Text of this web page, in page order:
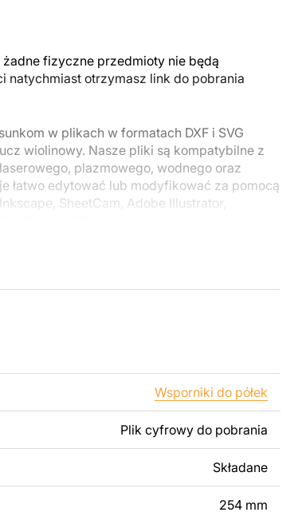
żadne fizyczne przedmioty nie będą
natychmiast otrzymasz link do pobrania
w plikach w formatach DXF i SVG
wiolinowy. Nasze pliki są kompatybilne z
plazmowego, wodnego oraz
łatwo edytować lub modyfikować za pomocą
SheetCam, Adobe Illustrator,
nowoczesnej estetyce i łatwym montażu, aby
gotowych produktów zarówno do
bądź zmodyfikowanych plików jest
projekt poprzez dodanie tekstu,
wprowadzenie innych modyfikacji według
indywidualnego projektu metalowego
Wsporniki do półek
Plik cyfrowy do pobrania
Składane
254 mm